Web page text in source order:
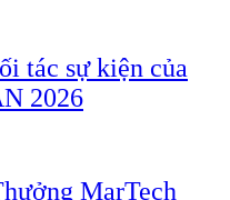
tác sự kiện của
2026
MarTech